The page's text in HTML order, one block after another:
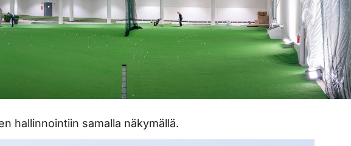
hallinnointiin samalla näkymällä.